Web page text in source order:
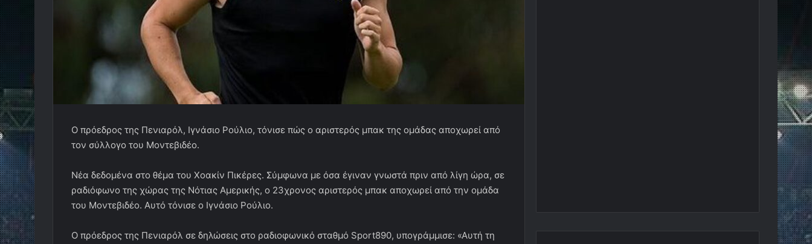
Ο πρόεδρος της Πενιαρόλ, Ιγνάσιο Ρούλιο, τόνισε πώς ο αριστερός μπακ της ομάδας αποχωρεί από
τον σύλλογο του Μοντεβιδέο.
Νέα δεδομένα στο θέμα του Χοακίν Πικέρες. Σύμφωνα με όσα έγιναν γνωστά πριν από λίγη ώρα, σε
ραδιόφωνο της χώρας της Νότιας Αμερικής, ο 23χρονος αριστερός μπακ αποχωρεί από την ομάδα
του Μοντεβιδέο. Αυτό τόνισε ο Ιγνάσιο Ρούλιο.
Ο πρόεδρος της Πενιαρόλ σε δηλώσεις στο ραδιοφωνικό σταθμό Sport890, υπογράμμισε: «Αυτή τη